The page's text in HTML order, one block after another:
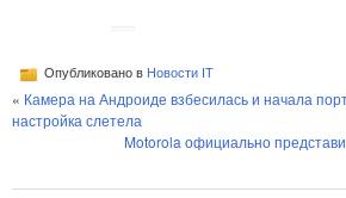
Опубликовано в Новости IT
« Камера на Андроиде взбесилась и начала
настройка слетела
Motorola официально